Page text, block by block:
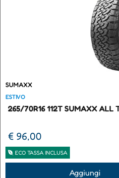
SUMAXX
ESTIVO
265/70R16 112T SUMAXX ALL
€ 96,00
ECO TASSA INCLUSA
Aggiungi